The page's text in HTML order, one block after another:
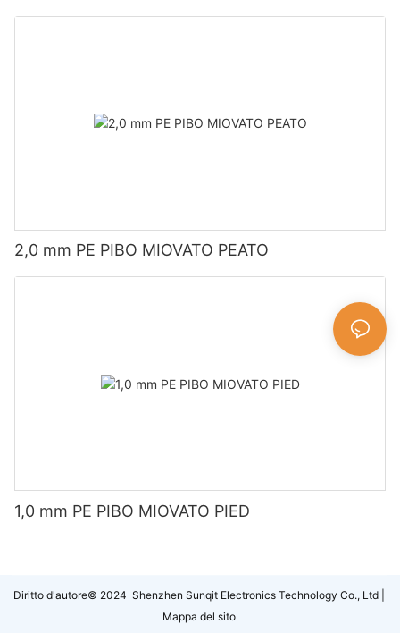
2,0 mm PE PIBO MIOVATO PEATO
1,0 mm PE PIBO MIOVATO PIED
Diritto d'autore© 2024 Shenzhen Sunqit Electronics Technology Co., Ltd |
Mappa del sito